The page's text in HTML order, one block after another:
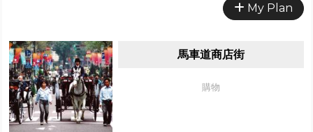
My Plan
馬車道商店街
購物